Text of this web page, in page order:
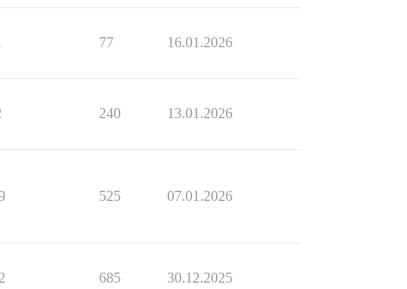
77 16.01.2026
240 13.01.2026
525 07.01.2026
685 30.12.2025